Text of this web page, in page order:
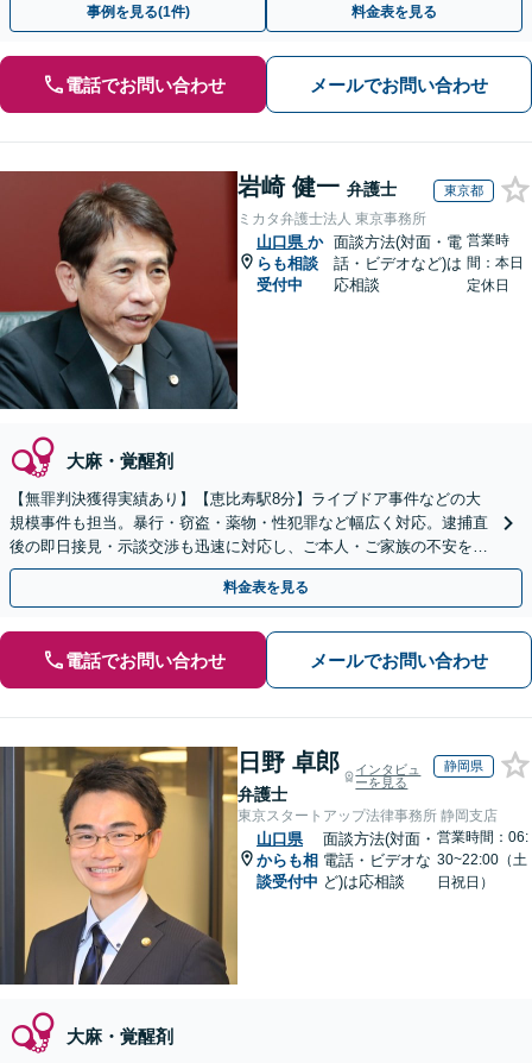
事例を見る(1件) 料金表を見る
電話でお問い合わせ メールでお問い合わせ
岩崎 健一 弁護士 東京都
ミカタ弁護士法人 東京事務所
山口県 か
らも相談
受付中
面談方法(対面・電
話・ビデオなど)は
応相談
営業時
間：本日
定休日
大麻・覚醒剤
【無罪判決獲得実績あり】【恵比寿駅8分】ライブドア事件などの大
規模事件も担当。暴行・窃盗・薬物・性犯罪など幅広く対応。逮捕直
後の即日接見・示談交渉も迅速に対応し、ご本人・ご家族の不安を最
小限に抑えます。【初回相談可能】【WEB面談可能】
料金表を見る
電話でお問い合わせ メールでお問い合わせ
日野 卓郎
弁護士
インタビュ
ーを見る
静岡県
東京スタートアップ法律事務所 静岡支店
山口県
からも相
談受付中
面談方法(対面・
電話・ビデオな
ど)は応相談
営業時間：06:
30~22:00（土
日祝日）
大麻・覚醒剤